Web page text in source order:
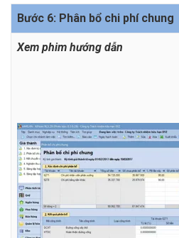
Bước 6: Phân bổ chi phí chung
Xem phim hướng dẫn